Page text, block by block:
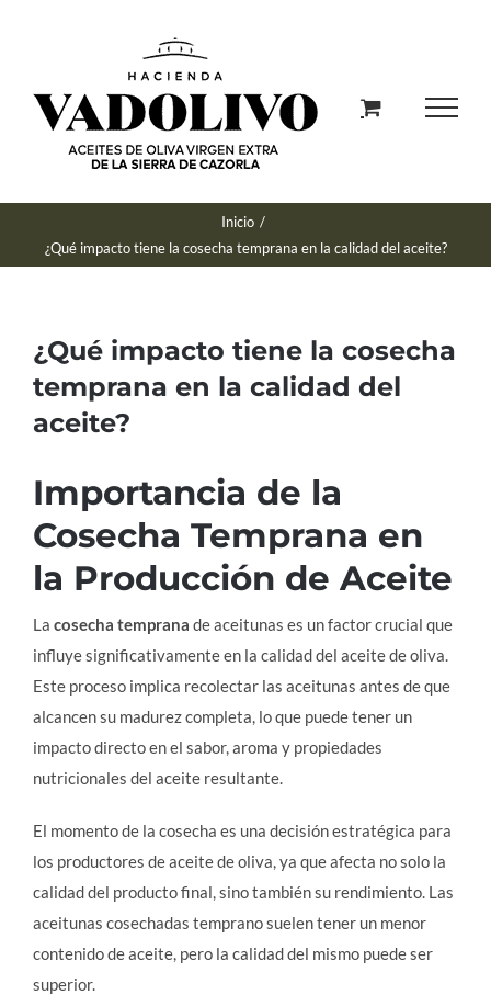
Inicio /
¿Qué impacto tiene la cosecha temprana en la calidad del aceite?
¿Qué impacto tiene la cosecha
temprana en la calidad del
aceite?
Importancia de la
Cosecha Temprana en
la Producción de Aceite
La cosecha temprana de aceitunas es un factor crucial que
influye significativamente en la calidad del aceite de oliva.
Este proceso implica recolectar las aceitunas antes de que
alcancen su madurez completa, lo que puede tener un
impacto directo en el sabor, aroma y propiedades
nutricionales del aceite resultante.
El momento de la cosecha es una decisión estratégica para
los productores de aceite de oliva, ya que afecta no solo la
calidad del producto final, sino también su rendimiento. Las
aceitunas cosechadas temprano suelen tener un menor
contenido de aceite, pero la calidad del mismo puede ser
superior.